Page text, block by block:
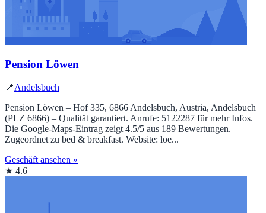
Pension Löwen
📍Andelsbuch
Pension Löwen – Hof 335, 6866 Andelsbuch, Austria, Andelsbuch
(PLZ 6866) – Qualität garantiert. Anrufe: 5122287 für mehr Infos.
Die Google‑Maps‑Eintrag zeigt 4.5/5 aus 189 Bewertungen.
Zugeordnet zu bed & breakfast. Website: loe...
Geschäft ansehen »
★ 4.6